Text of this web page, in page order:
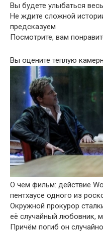
Вы будете улыбаться
Не ждите сложной
предсказуем
Посмотрите, вам
Вы оцените теплую
О чем фильм: действие
пентхаусе одного из
Окружной прокурор
её случайный любовник,
Причём погиб он